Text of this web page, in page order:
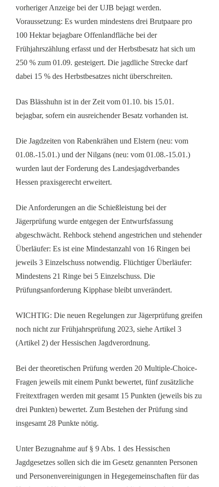
vorheriger Anzeige bei der UJB bejagt werden.
Voraussetzung: Es wurden mindestens drei Brutpaare pro
100 Hektar bejagbare Offenlandfläche bei der
Frühjahrszählung erfasst und der Herbstbesatz hat sich um
250 % zum 01.09. gesteigert. Die jagdliche Strecke darf
dabei 15 % des Herbstbesatzes nicht überschreiten.
Das Blässhuhn ist in der Zeit vom 01.10. bis 15.01.
bejagbar, sofern ein ausreichender Besatz vorhanden ist.
Die Jagdzeiten von Rabenkrähen und Elstern (neu: vom
01.08.-15.01.) und der Nilgans (neu: vom 01.08.-15.01.)
wurden laut der Forderung des Landesjagdverbandes
Hessen praxisgerecht erweitert.
Die Anforderungen an die Schießleistung bei der
Jägerprüfung wurde entgegen der Entwurfsfassung
abgeschwächt. Rehbock stehend angestrichen und stehender
Überläufer: Es ist eine Mindestanzahl von 16 Ringen bei
jeweils 3 Einzelschuss notwendig. Flüchtiger Überläufer:
Mindestens 21 Ringe bei 5 Einzelschuss. Die
Prüfungsanforderung Kipphase bleibt unverändert.
WICHTIG: Die neuen Regelungen zur Jägerprüfung greifen
noch nicht zur Frühjahrsprüfung 2023, siehe Artikel 3
(Artikel 2) der Hessischen Jagdverordnung.
Bei der theoretischen Prüfung werden 20 Multiple-Choice-
Fragen jeweils mit einem Punkt bewertet, fünf zusätzliche
Freitextfragen werden mit gesamt 15 Punkten (jeweils bis zu
drei Punkten) bewertet. Zum Bestehen der Prüfung sind
insgesamt 28 Punkte nötig.
Unter Bezugnahme auf § 9 Abs. 1 des Hessischen
Jagdgesetzes sollen sich die im Gesetz genannten Personen
und Personenvereinigungen in Hegegemeinschaften für das